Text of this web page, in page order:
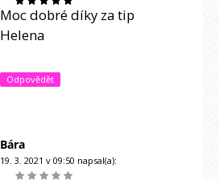
Moc dobré díky za tip
Helena
Odpovědět
Bára
19. 3. 2021 v 09:50 napsal(a):